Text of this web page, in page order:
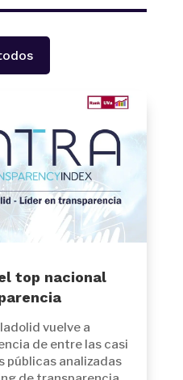
top nacional
vuelve a
de entre las casi
analizadas